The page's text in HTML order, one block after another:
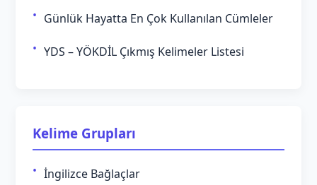
Günlük Hayatta En Çok Kullanılan Cümleler
YDS – YÖKDİL Çıkmış Kelimeler Listesi
Kelime Grupları
İngilizce Bağlaçlar